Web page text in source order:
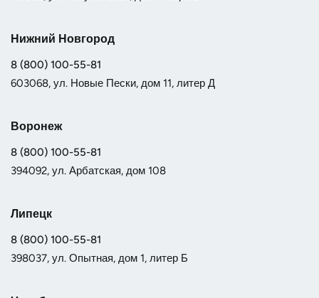
Нижний Новгород
8 (800) 100-55-81
603068, ул. Новые Пески, дом 11, литер Д
Воронеж
8 (800) 100-55-81
394092, ул. Арбатская, дом 108
Липецк
8 (800) 100-55-81
398037, ул. Опытная, дом 1, литер Б